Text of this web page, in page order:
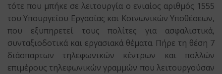
τότε που μπήκε σε λειτουργία ο ενιαίος αριθμός 1555
του Υπουργείου Εργασίας και Κοινωνικών Υποθέσεων,
που εξυπηρετεί τους πολίτες για ασφαλιστικά,
συνταξιοδοτικά και εργασιακά θέματα. Πήρε τη θέση 7
διάσπαρτων τηλεφωνικών κέντρων και πολλών
επιμέρους τηλεφωνικών γραμμών που λειτουργούσαν